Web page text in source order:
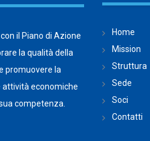
il Piano di Azione
la qualità della
promuovere la
economiche
competenza.
Home
Mission
Struttura
Sede
Soci
Contatti